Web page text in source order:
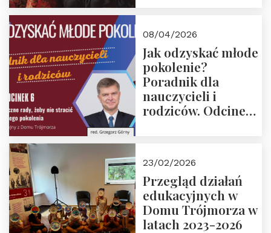
08/04/2026
Jak odzyskać młode
pokolenie?
Poradnik dla
nauczycieli i
rodziców. Odcinek
Rozmawiają red.
Grzegorz Górny i
prof. Michał
Łuczewski
23/02/2026
Przegląd działań
edukacyjnych w
Domu Trójmorza w
latach 2023-2026